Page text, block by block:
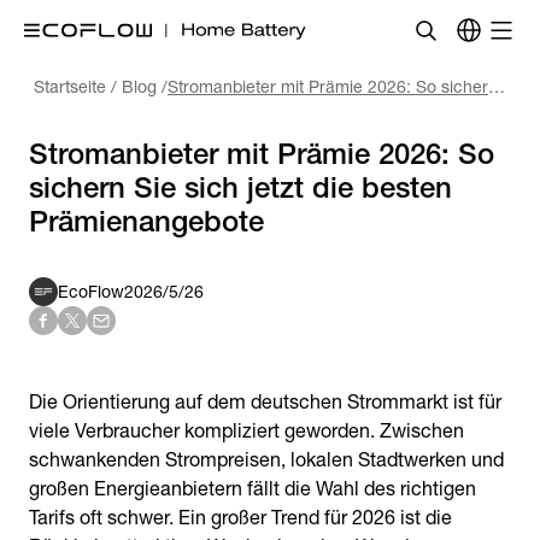
Startseite / Blog / Stromanbieter mit Prämie 2026: So sichern Sie sich jetzt die besten Prämienangebote
Stromanbieter mit Prämie 2026: So
sichern Sie sich jetzt die besten
EcoFlow2026/5/26
Die Orientierung auf dem deutschen Strommarkt ist für
viele Verbraucher kompliziert geworden. Zwischen
schwankenden Strompreisen, lokalen Stadtwerken und
großen Energieanbietern fällt die Wahl des richtigen
Tarifs oft schwer. Ein großer Trend für 2026 ist die